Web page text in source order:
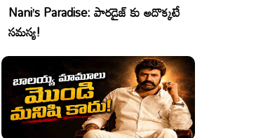
Nani’s Paradise: పారడైజ్ కు అదొక్కటే
సమస్య!